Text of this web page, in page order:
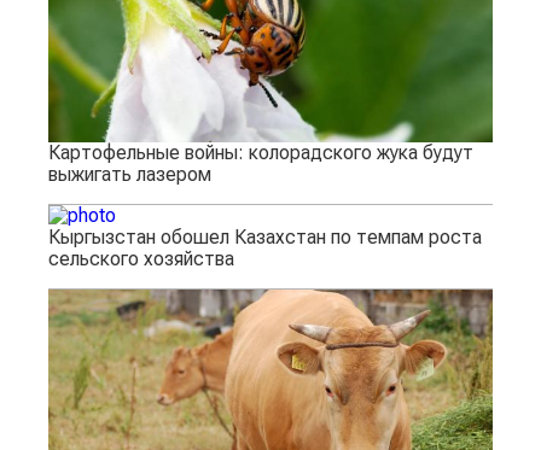
Картофельные войны: колорадского жука будут
выжигать лазером
Кыргызстан обошел Казахстан по темпам роста
сельского хозяйства